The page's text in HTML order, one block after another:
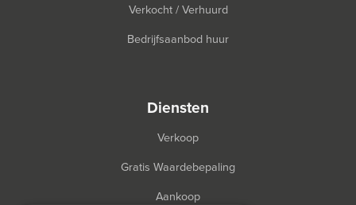
Verkocht / Verhuurd
Bedrijfsaanbod huur
diensten
Verkoop
Gratis Waardebepaling
Aankoop